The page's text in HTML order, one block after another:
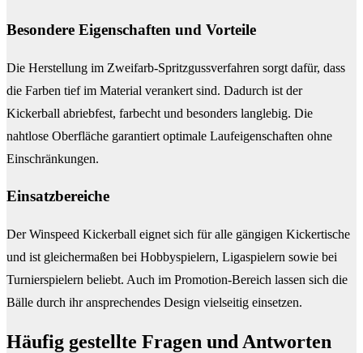
Besondere Eigenschaften und Vorteile
Die Herstellung im Zweifarb-Spritzgussverfahren sorgt dafür, dass
die Farben tief im Material verankert sind. Dadurch ist der
Kickerball abriebfest, farbecht und besonders langlebig. Die
nahtlose Oberfläche garantiert optimale Laufeigenschaften ohne
Einschränkungen.
Einsatzbereiche
Der Winspeed Kickerball eignet sich für alle gängigen Kickertische
und ist gleichermaßen bei Hobbyspielern, Ligaspielern sowie bei
Turnierspielern beliebt. Auch im Promotion-Bereich lassen sich die
Bälle durch ihr ansprechendes Design vielseitig einsetzen.
Häufig gestellte Fragen und Antworten